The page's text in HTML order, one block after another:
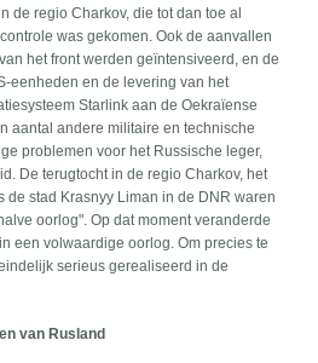
de regio Charkov, die tot dan toe al
was gekomen. Ook de aanvallen
het front werden geïntensiveerd, en de
eenheden en de levering van het
Starlink aan de Oekraïense
aantal andere militaire en technische
problemen voor het Russische leger,
De terugtocht in de regio Charkov, het
de stad Krasnyy Liman in de DNR waren
oorlog". Op dat moment veranderde
een volwaardige oorlog. Om precies te
serieus gerealiseerd in de
van Rusland